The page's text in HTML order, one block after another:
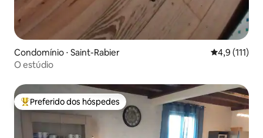
Condomínio ⋅ Saint-Rabier 4,9 de uma
4,9 (111)
O estúdio
Entre os melhores preferidos dos hóspedes
Preferido dos hóspedes